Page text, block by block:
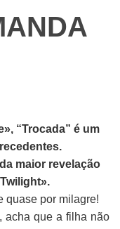
“Trocada” é um
maior revelação
quase por milagre!
acha que a filha não